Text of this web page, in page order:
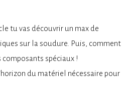
tu vas découvrir un max de
sur la soudure. Puis, comment
composants spéciaux !
du matériel nécessaire pour